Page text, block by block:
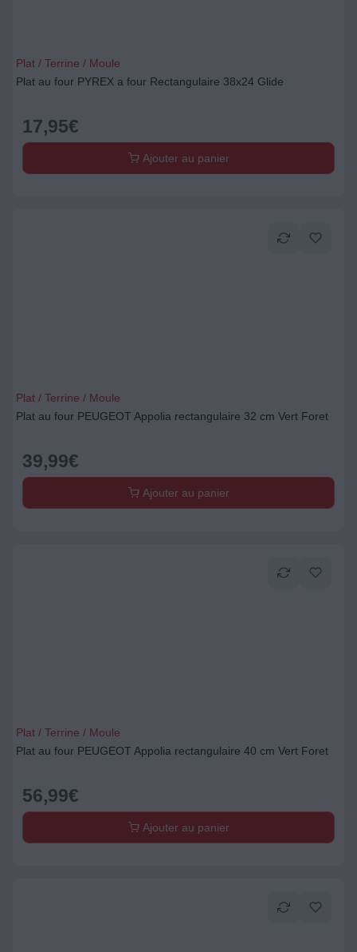
Plat / Terrine / Moule
Plat au four PYREX a four Rectangulaire 38x24 Glide
17,95€
Ajouter au panier
Plat / Terrine / Moule
Plat au four PEUGEOT Appolia rectangulaire 32 cm Vert Foret
39,99€
Ajouter au panier
Plat / Terrine / Moule
Plat au four PEUGEOT Appolia rectangulaire 40 cm Vert Foret
56,99€
Ajouter au panier